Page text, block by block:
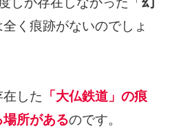
全く痕跡がないのでしょ
した 「大仏鉄道」の痕
所があるのです。